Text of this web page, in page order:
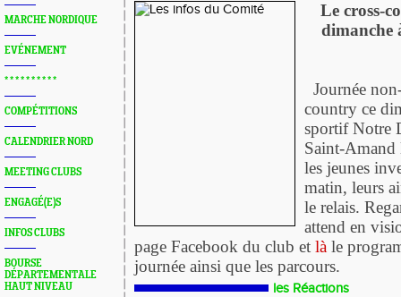
MARCHE NORDIQUE
EVÉNEMENT
* * * * * * * * * *
COMPÉTITIONS
CALENDRIER NORD
MEETING CLUBS
ENGAGÉ(E)S
INFOS CLUBS
BOURSE
DÉPARTEMENTALE
HAUT NIVEAU
Le cross-
dimanche
Journée
country ce
sportif Notre
Saint-Amand
les jeunes
matin, leurs
le relais.
attend en
page Facebook du club et là le
journée ainsi que les parcours.
les Réactions